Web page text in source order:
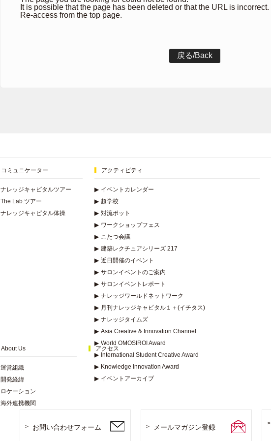
It is possible that the page has been deleted or that the URL is incorrect.
Re-access from the top page.
コミュニケーター
ナレッジキャピタルツアー
The Lab.ツアー
ナレッジキャピタル体操
アクティビティ
▶ イベントカレンダー
▶ 超学校
▶ 対流ポット
▶ ワークショップフェス
▶ こたつ会議
▶ 建築レクチュアシリーズ 217
▶ 近日開催のイベント
▶ サロンイベントのご案内
▶ サロンイベントレポート
▶ ナレッジワールドネットワーク
▶ 月刊ナレッジキャピタル１＋(イチタス)
▶ ナレッジタイムズ
▶ Asia Creative & Innovation Channel
▶ World OMOSIROI Award
▶ International Student Creative Award
▶ Knowledge Innovation Award
▶ イベントアーカイブ
About Us
運営組織
開発経緯
ロケーション
海外連携機関
アクセス
お問い合わせフォーム メールマガジン登録